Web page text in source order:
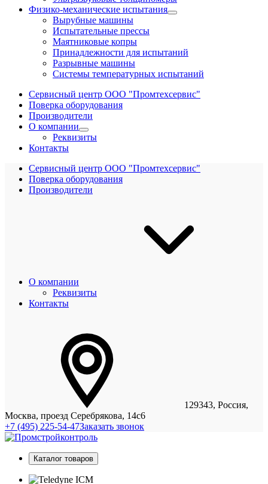
Физико-механические испытания
Вырубные машины
Испытательные прессы
Маятниковые копры
Принадлежности для испытаний
Разрывные машины
Системы температурных испытаний
Сервисный центр ООО "Промтехсервис"
Поверка оборудования
Производители
О компании
Реквизиты
Контакты
Сервисный центр ООО "Промтехсервис"
Поверка оборудования
Производители
О компании
Реквизиты
Контакты
129343, Россия,
Москва, проезд Серебрякова, 14с6
+7 (495) 225-54-47Заказать звонок
Каталог товаров